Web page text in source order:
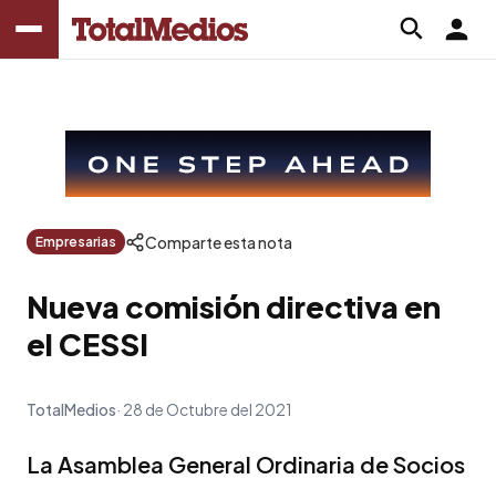
Empresarias Comparte esta nota
Nueva comisión directiva en
el CESSI
TotalMedios 28 de Octubre del 2021
La Asamblea General Ordinaria de Socios